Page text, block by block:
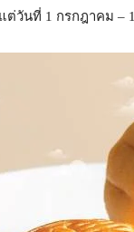
ต่วันที่ 1 กรกฎาคม –